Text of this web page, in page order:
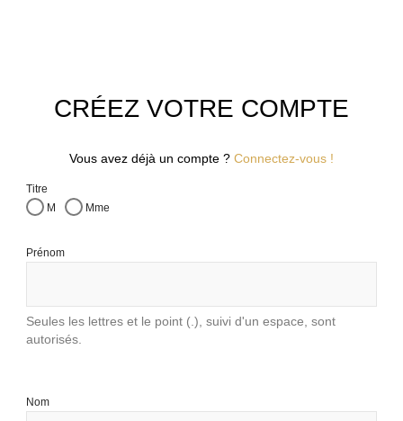
CRÉEZ VOTRE COMPTE
Vous avez déjà un compte ? Connectez-vous !
Titre
M
Mme
Prénom
Seules les lettres et le point (.), suivi d'un espace, sont
autorisés.
Nom